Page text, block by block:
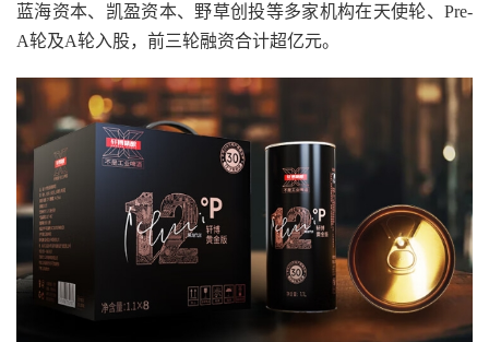
蓝海资本、凯盈资本、野草创投等多家机构在天使轮、Pre-
A轮及A轮入股，前三轮融资合计超亿元。